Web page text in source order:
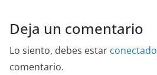
Deja un comentario
Lo siento, debes estar conectado
comentario.